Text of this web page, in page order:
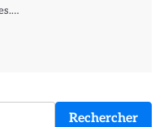
Rechercher